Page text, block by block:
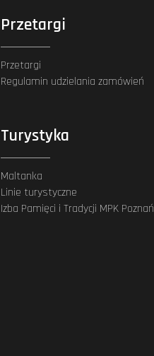
Przetargi
Przetargi
Regulamin udzielania zamówień
Turystyka
Maltanka
Linie turystyczne
Izba Pamięci i Tradycji MPK Poznań